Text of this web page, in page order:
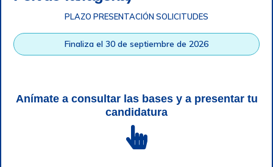
grabación telefónica
| SGSI |
Login
Autoridad Portuaria de Tarragona © Todos los derechos
PLAZO PRESENTACIÓN SOLICITUDES
Finaliza el 30 de septiembre de 2026
Anímate a consultar las bases y a presentar tu
candidatura